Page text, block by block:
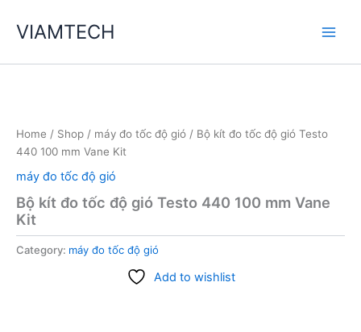
VIAMTECH
Home / Shop / máy đo tốc độ gió / Bộ kít đo tốc độ gió Testo
440 100 mm Vane Kit
máy đo tốc độ gió
Bộ kít đo tốc độ gió Testo 440 100 mm Vane
Kit
Category: máy đo tốc độ gió
Add to wishlist